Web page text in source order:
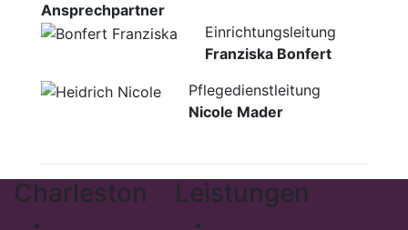
Ansprechpartner
Einrichtungsleitung
Franziska Bonfert
Pflegedienstleitung
Nicole Mader
Charleston Leistungen